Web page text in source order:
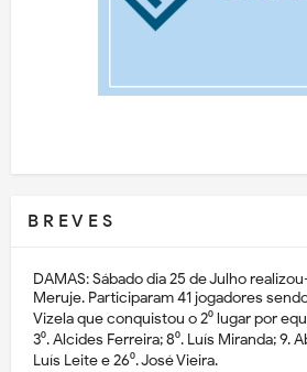
B R E V E S
DAMAS: Sábado dia 25 de Julho
Meruje. Participaram 41 jogadores
Vizela que conquistou o 2⁰ lugar por
3⁰. Alcides Ferreira; 8⁰. Luís Miranda; 9.
Luís Leite e 26⁰. José Vieira.